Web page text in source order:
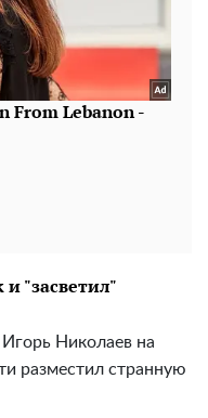
"засветил"
Николаев на
разместил странную